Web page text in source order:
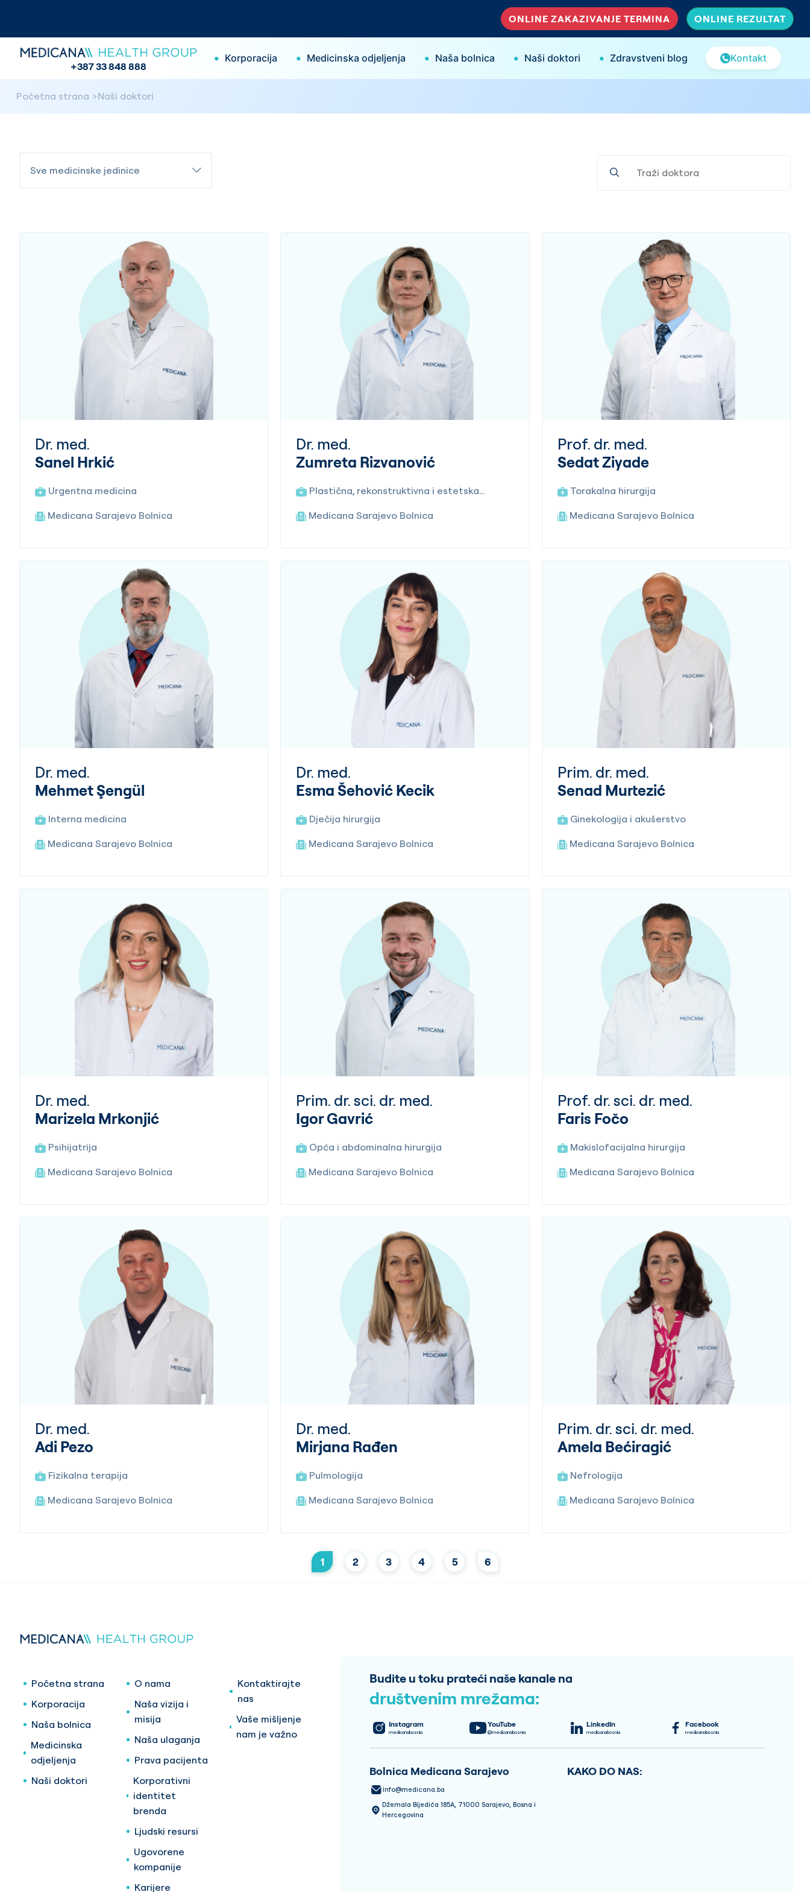
ONLINE ZAKAZIVANJE TERMINA ONLINE REZULTAT
+387 33 848 888
• Korporacija • Medicinska odjeljenja • Naša bolnica • Naši doktori • Zdravstveni blog Kontakt
Početna strana Naši doktori
Sve medicinske jedinice
Dr. med.
Sanel Hrkić
Urgentna medicina
Medicana Sarajevo Bolnica
Dr. med.
Zumreta Rizvanović
Medicana Sarajevo Bolnica
Prof. dr. med.
Sedat Ziyade
Torakalna hirurgija
Medicana Sarajevo Bolnica
Dr. med.
Mehmet Şengül
Interna medicina
Medicana Sarajevo Bolnica
Dr. med.
Esma Šehović Kecik
Dječija hirurgija
Medicana Sarajevo Bolnica
Prim. dr. med.
Senad Murtezić
Ginekologija i akušerstvo
Medicana Sarajevo Bolnica
Dr. med.
Marizela Mrkonjić
Psihijatrija
Medicana Sarajevo Bolnica
Prim. dr. sci. dr. med.
Igor Gavrić
Opća i abdominalna hirurgija
Medicana Sarajevo Bolnica
Prof. dr. sci. dr. med.
Faris Fočo
Makislofacijalna hirurgija
Medicana Sarajevo Bolnica
Dr. med.
Adi Pezo
Fizikalna terapija
Medicana Sarajevo Bolnica
Dr. med.
Mirjana Rađen
Pulmologija
Medicana Sarajevo Bolnica
Prim. dr. sci. dr. med.
Amela Bećiragić
Nefrologija
Medicana Sarajevo Bolnica
1 2 3 4 5 6
Početna strana
Korporacija
Naša bolnica
Medicinska
odjeljenja
Naši doktori
O nama
Naša vizija i
misija
Naša ulaganja
Prava pacijenta
Korporativni
identitet
brenda
Ljudski resursi
Ugovorene
kompanije
Karijere
Kontaktirajte
nas
Vaše mišljenje
nam je važno
Budite u toku prateći naše kanale na
društvenim mrežama:
Instagram
medicanabosnia
YouTube
@medicanabosnia
LinkedIn
medicanabosnia
Facebook
medicanabosnia
Bolnica Medicana Sarajevo
info@medicana.ba
Džemala Bijedića 185A, 71000 Sarajevo, Bosna i
Hercegovina
KAKO DO NAS: